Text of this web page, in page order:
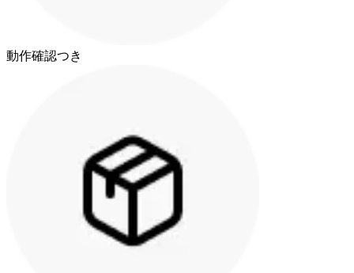
動作確認つき